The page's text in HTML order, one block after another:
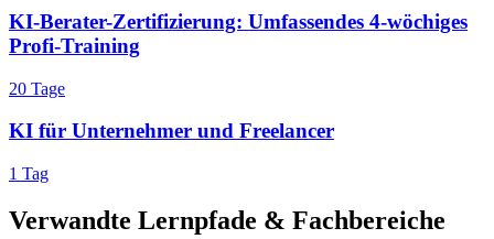
KI-Berater-Zertifizierung: Umfassendes 4-wöchiges
Profi-Training
20 Tage
KI für Unternehmer und Freelancer
1 Tag
Verwandte Lernpfade & Fachbereiche